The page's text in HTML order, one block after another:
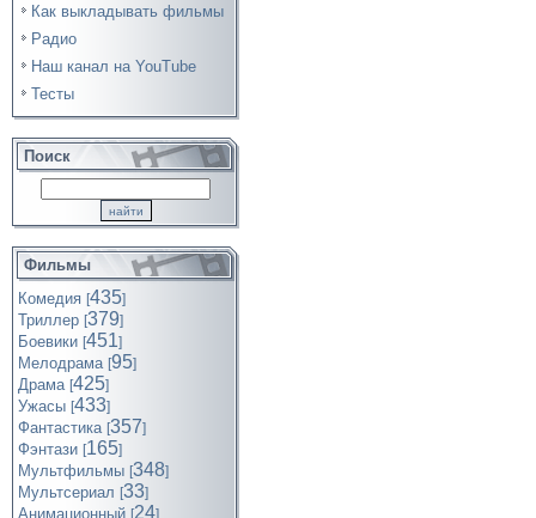
Как выкладывать фильмы
Радио
Наш канал на YouTube
Тесты
Поиск
Фильмы
Комедия [435]
Триллер [379]
Боевики [451]
Мелодрама [95]
Драма [425]
Ужасы [433]
Фантастика [357]
Фэнтази [165]
Мультфильмы [348]
Мультсериал [33]
Анимационный [24]